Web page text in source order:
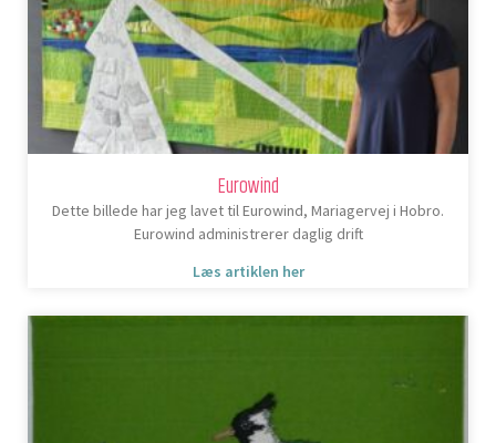
Eurowind
Dette billede har jeg lavet til Eurowind, Mariagervej i Hobro.
Eurowind administrerer daglig drift
Læs artiklen her